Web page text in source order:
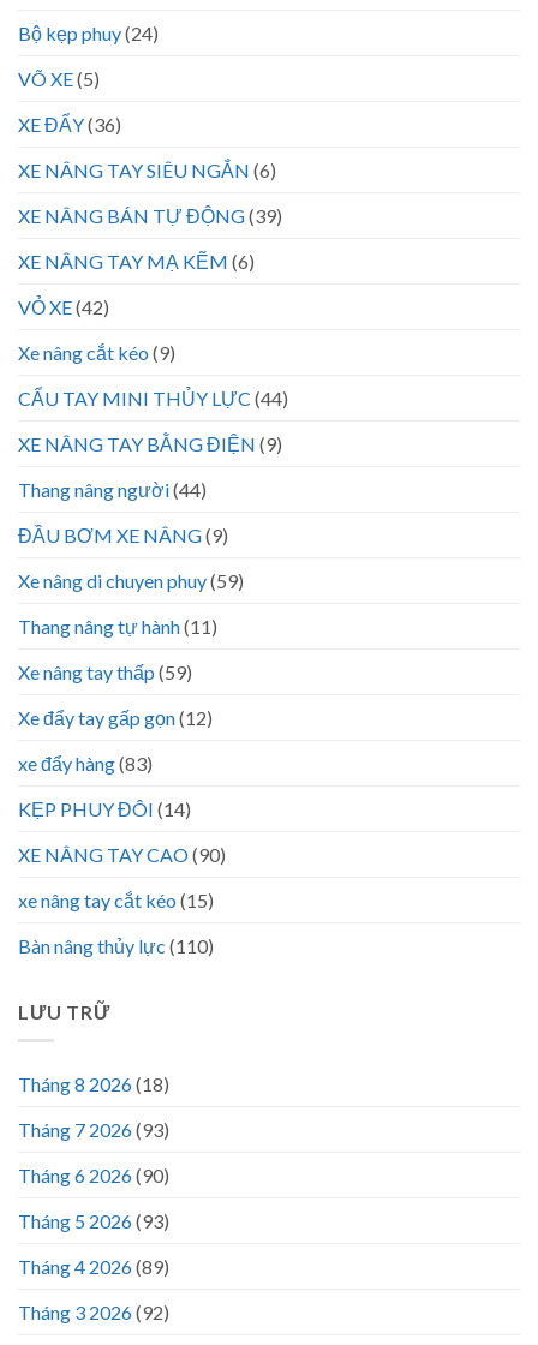
Bộ kẹp phuy(24)
VÕ XE(5)
XE ĐẨY(36)
XE NÂNG TAY SIÊU NGẮN (6)
XE NÂNG BÁN TỰ ĐỘNG(39)
XE NÂNG TAY MẠ KẼM (6)
VỎ XE(42)
Xe nâng cắt kéo (9)
CẨU TAY MINI THỦY LỰC (44)
XE NÂNG TAY BẰNG ĐIỆN (9)
Thang nâng người(44)
ĐẦU BƠM XE NÂNG(9)
Xe nâng di chuyen phuy(59)
Thang nâng tự hành(11)
Xe nâng tay thấp (59)
Xe đẩy tay gấp gọn(12)
xe đẩy hàng(83)
KẸP PHUY ĐÔI (14)
XE NÂNG TAY CAO(90)
xe nâng tay cắt kéo (15)
Bàn nâng thủy lực (110)
LƯU TRỮ
Tháng 8 2026(18)
Tháng 7 2026(93)
Tháng 6 2026(90)
Tháng 5 2026(93)
Tháng 4 2026(89)
Tháng 3 2026(92)